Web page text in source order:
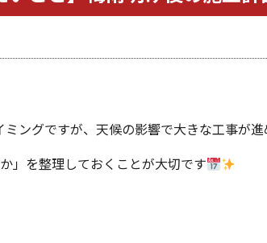
ングですが、天候の影響で大きな工事が
」を整理しておくことが大切です